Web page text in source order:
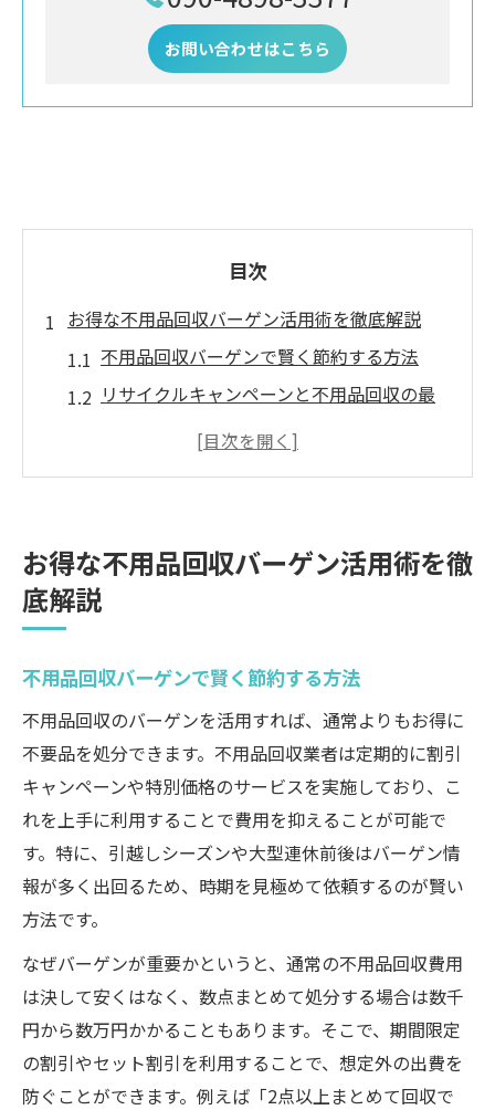
お問い合わせはこちら
目次
お得な不用品回収バーゲン活用術を徹底解説
不用品回収バーゲンで賢く節約する方法
リサイクルキャンペーンと不用品回収の最
衣類回収ボックスを活用した不用品回収の
コツ
不用品回収で安心できる依頼先の選び方
悪質な不用品回収業者を避けるポイント
無料見積もりで不用品回収の安全性を確認
信頼できる不用品回収業者の特徴とは
不用品回収のトラブル対策と事前準備
リサイクルキャンペーンと不用品回収のお得な
関係
費用を抑える
不用品回収とリサイクルキャンペーンの違
いを知る
衣類回収ボックスと不用品回収の併用でお
お得な不用品回収バーゲン活用術を徹
底解説
不用品回収バーゲンで賢く節約する方法
不用品回収のバーゲンを活用すれば、通常よりもお得に
不要品を処分できます。不用品回収業者は定期的に割引
キャンペーンや特別価格のサービスを実施しており、こ
れを上手に利用することで費用を抑えることが可能で
す。特に、引越しシーズンや大型連休前後はバーゲン情
報が多く出回るため、時期を見極めて依頼するのが賢い
方法です。
なぜバーゲンが重要かというと、通常の不用品回収費用
は決して安くはなく、数点まとめて処分する場合は数千
円から数万円かかることもあります。そこで、期間限定
の割引やセット割引を利用することで、想定外の出費を
防ぐことができます。例えば「2点以上まとめて回収で